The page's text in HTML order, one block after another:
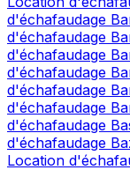
d'échafaudage
d'échafaudage
d'échafaudage
d'échafaudage
d'échafaudage
d'échafaudage
d'échafaudage
d'échafaudage
Location